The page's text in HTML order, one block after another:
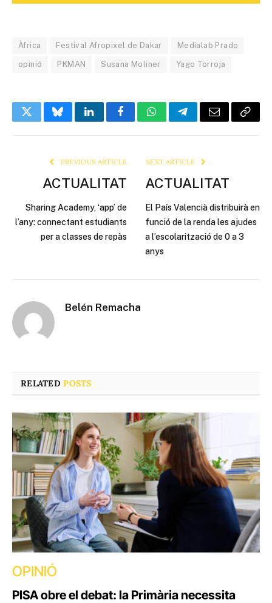
Àfrica Festival Afropixel de Dakar Medialab Prado
opinió PKMAN Susana Moliner Yago Torroja
TwitterBlueskyLinkedInFacebookWhatsAppTelegramEmail Copy
PREVIOUS ARTICLE
ACTUALITAT
Sharing Academy, ‘app’ de
l’any: connectant estudiants
per a classes de repàs
NEXT ARTICLE
ACTUALITAT
El País Valencià distribuirà en
funció de la renda les ajudes
a l’escolarització de 0 a 3
anys
Belén Remacha
RELATEDPOSTS
OPINIÓ
PISA obre el debat: la Primària necessita